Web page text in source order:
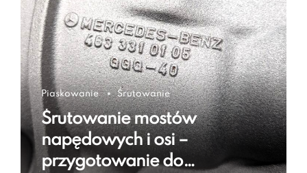
Piaskowanie Śrutowanie
Śrutowanie mostów
napędowych i osi –
przygotowanie do